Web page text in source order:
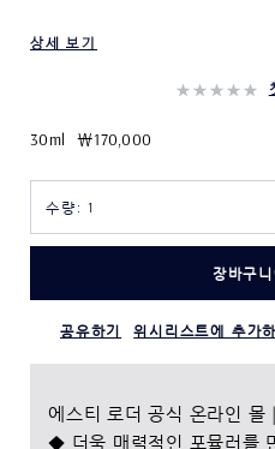
상세 보기
30ml ₩170,000
장바구
공유하기 위시리스트에 추가
에스티 로더 공식 온라인 몰
◆ 더욱 매력적인 포뮬러를